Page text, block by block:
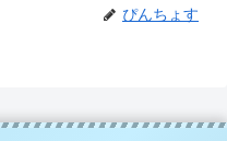
ぴんちょす